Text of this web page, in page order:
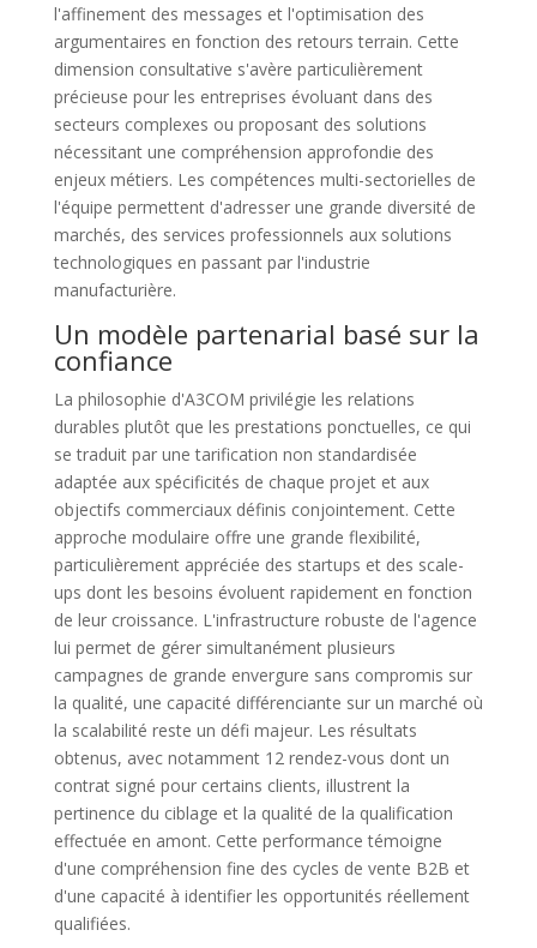
l'affinement des messages et l'optimisation des
argumentaires en fonction des retours terrain. Cette
dimension consultative s'avère particulièrement
précieuse pour les entreprises évoluant dans des
secteurs complexes ou proposant des solutions
nécessitant une compréhension approfondie des
enjeux métiers. Les compétences multi-sectorielles de
l'équipe permettent d'adresser une grande diversité de
marchés, des services professionnels aux solutions
technologiques en passant par l'industrie
manufacturière.
Un modèle partenarial basé sur la
confiance
La philosophie d'A3COM privilégie les relations
durables plutôt que les prestations ponctuelles, ce qui
se traduit par une tarification non standardisée
adaptée aux spécificités de chaque projet et aux
objectifs commerciaux définis conjointement. Cette
approche modulaire offre une grande flexibilité,
particulièrement appréciée des startups et des scale-
ups dont les besoins évoluent rapidement en fonction
de leur croissance. L'infrastructure robuste de l'agence
lui permet de gérer simultanément plusieurs
campagnes de grande envergure sans compromis sur
la qualité, une capacité différenciante sur un marché où
la scalabilité reste un défi majeur. Les résultats
obtenus, avec notamment 12 rendez-vous dont un
contrat signé pour certains clients, illustrent la
pertinence du ciblage et la qualité de la qualification
effectuée en amont. Cette performance témoigne
d'une compréhension fine des cycles de vente B2B et
d'une capacité à identifier les opportunités réellement
qualifiées.